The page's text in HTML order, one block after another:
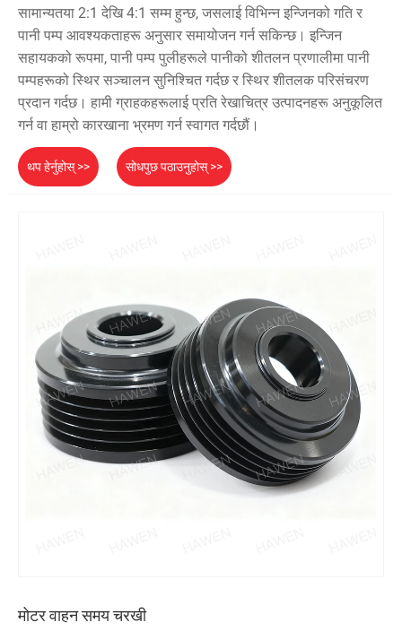
सामान्यतया 2:1 देखि 4:1 सम्म हुन्छ, जसलाई विभिन्न इन्जिनको गति र
पानी पम्प आवश्यकताहरू अनुसार समायोजन गर्न सकिन्छ। इन्जिन
सहायकको रूपमा, पानी पम्प पुलीहरूले पानीको शीतलन प्रणालीमा पानी
पम्पहरूको स्थिर सञ्चालन सुनिश्चित गर्दछ र स्थिर शीतलक परिसंचरण
प्रदान गर्दछ। हामी ग्राहकहरूलाई प्रति रेखाचित्र उत्पादनहरू अनुकूलित
गर्न वा हाम्रो कारखाना भ्रमण गर्न स्वागत गर्दछौं।
थप हेर्नुहोस् >> सोधपुछ पठाउनुहोस् >>
मोटर वाहन समय चरखी